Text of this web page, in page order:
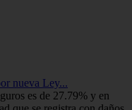
nueva Ley...
es de 27.79% y en